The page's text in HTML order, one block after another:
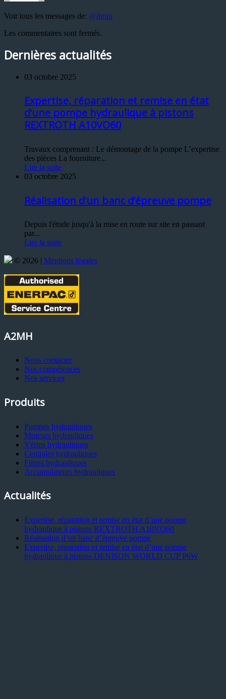
Voir tous les messages de: @dmin
Les commentaires sont fermés.
Dernières actualités
03 octobre 2025
Expertise, réparation et remise en état
d’une pompe hydraulique à pistons
REXTROTH A10VO60
Travaux comprenant : Le démontage de la pompe L’expertise
des pièces La fourniture...
Lire la suite
03 octobre 2025
Réalisation d’un banc d’épreuve pompe
Depuis l'étude jusqu'à la mise en route sur site en passant
par...
Lire la suite
© 2026 | Mentions légales
A2MH
Nous contacter
Nos compétences
Nos services
Produits
Pompes hydrauliques
Moteurs hydrauliques
Vérins hydrauliques
Centrales hydrauliques
Filtres hydrauliques
Accumulateurs hydrauliques
Actualités
Expertise, réparation et remise en état d’une pompe
hydraulique à pistons REXTROTH A10VO60
Réalisation d’un banc d’épreuve pompe
Expertise, réparation et remise en état d’une pompe
hydraulique à pistons DENISON WORLD CUP P6W